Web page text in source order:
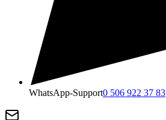
WhatsApp-Support0 506 922 37 83